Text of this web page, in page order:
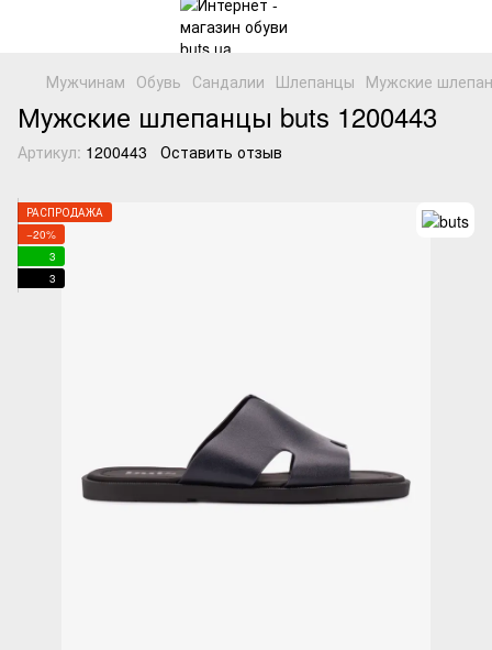
Мужчинам Обувь Сандалии Шлепанцы Мужские
Мужские шлепанцы buts 1200443
Артикул: 1200443 Оставить отзыв
РАСПРОДАЖА
−20%
3
3